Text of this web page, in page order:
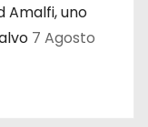
Amalfi, uno
7 Agosto